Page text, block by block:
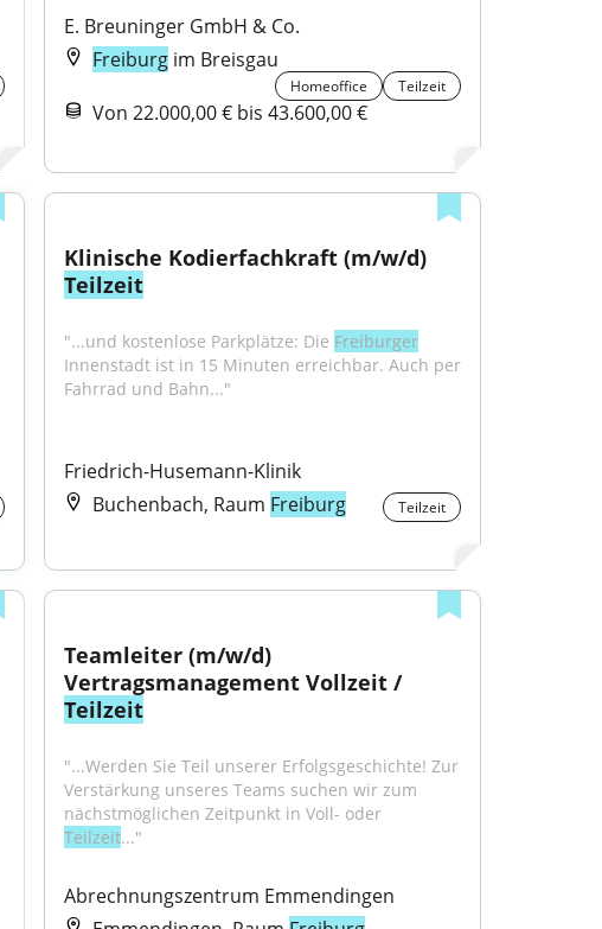
E. Breuninger GmbH & Co.
Freiburgim Breisgau
Homeoffice Teilzeit
Von 22.000,00 € bis 43.600,00 €
Klinische Kodierfachkraft (m/w/d)
Teilzeit
"...und kostenlose Parkplätze: Die Freiburger
Innenstadt ist in 15 Minuten erreichbar. Auch per
Fahrrad und Bahn..."
Friedrich-Husemann-Klinik
Buchenbach, Raum Freiburg Teilzeit
Teamleiter (m/w/d)
Vertragsmanagement Vollzeit /
Teilzeit
"...Werden Sie Teil unserer Erfolgsgeschichte! Zur
Verstärkung unseres Teams suchen wir zum
nächstmöglichen Zeitpunkt in Voll- oder
Teilzeit..."
Abrechnungszentrum Emmendingen